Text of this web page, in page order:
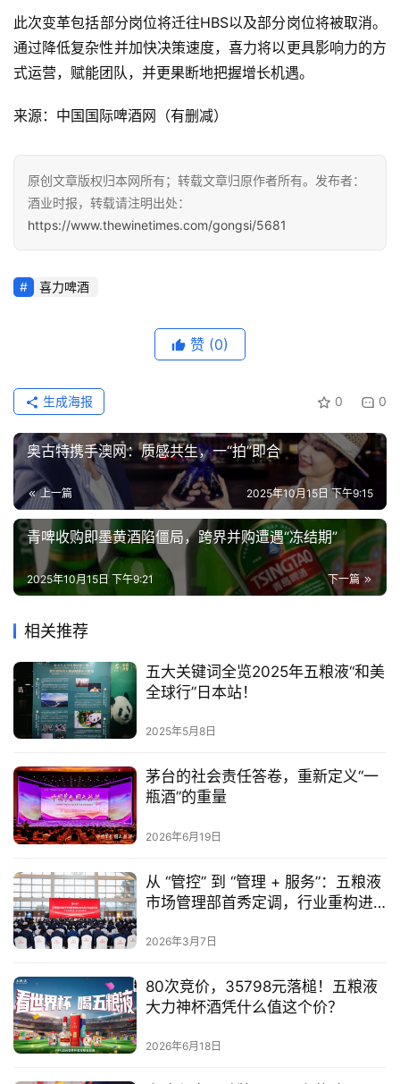
司
深
度
物
酒
观
活
动
视
频
登录
此次变革包括部分岗位将迁往HBS以及部分岗位将被取消。
通过降低复杂性并加快决策速度，喜力将以更具影响力的方
式运营，赋能团队，并更果断地把握增长机遇。
来源：中国国际啤酒网（有删减）
原创文章版权归本网所有；转载文章归原作者所有。发布者：
酒业时报，转载请注明出处：
https://www.thewinetimes.com/gongsi/5681
喜力啤酒
赞 (0)
0 0
生成海报
奥古特携手澳网：质感共生，一“拍”即合
上一篇 2025年10月15日 下午9:15
青啤收购即墨黄酒陷僵局，跨界并购遭遇“冻结期”
下一篇
2025年10月15日 下午9:21
相关推荐
五大关键词全览2025年五粮液“和美
全球行”日本站！
2025年5月8日
茅台的社会责任答卷，重新定义“一
瓶酒”的重量
2026年6月19日
从 “管控” 到 “管理 + 服务”：五粮液
市场管理部首秀定调，行业重构进
2026年3月7日
80次竞价，35798元落槌！五粮液
大力神杯酒凭什么值这个价？
2026年6月18日